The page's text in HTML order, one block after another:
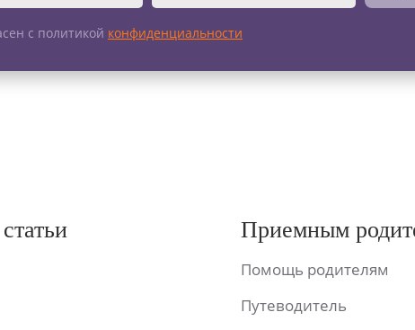
с политикой конфиденциальности
Приемным
Помощь родителям
Путеводитель